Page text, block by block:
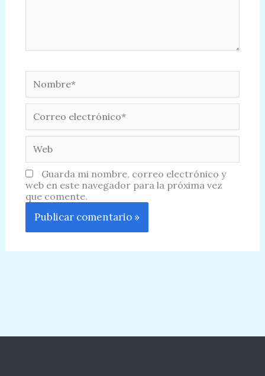
electrónico*
Guarda mi nombre, correo electrónico y
web en este navegador para la próxima vez
que comente.